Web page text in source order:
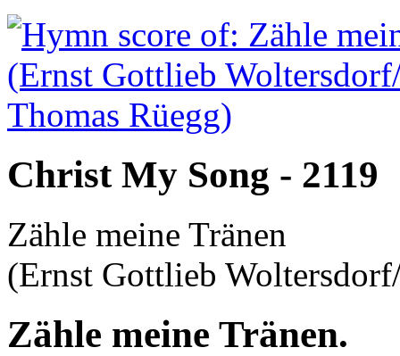
Christ My Song - 2119
Zähle meine Tränen
(Ernst Gottlieb
Zähle meine Tränen.